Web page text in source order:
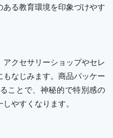
る教育環境を印象づけやす
クセサリーショップやセレ
なじみます。商品パッケー
ことで、神秘的で特別感の
やすくなります。